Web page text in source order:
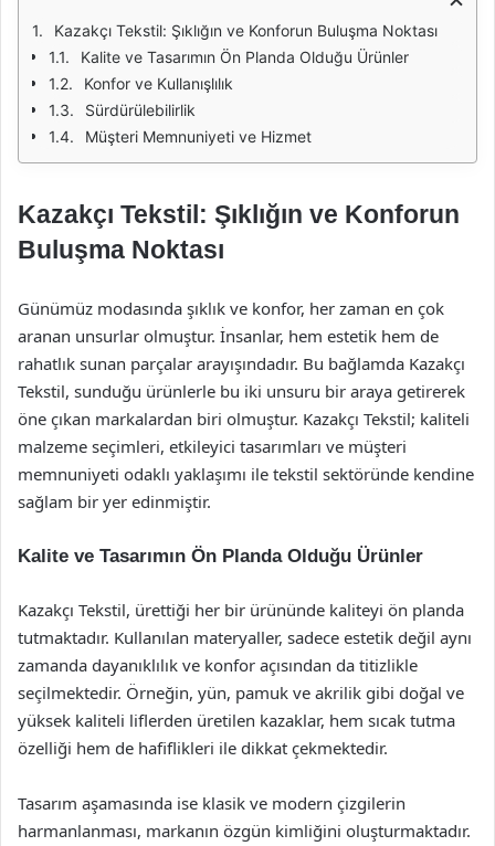
Kazakçı Tekstil: Şıklığın ve Konforun Buluşma Noktası
Kalite ve Tasarımın Ön Planda Olduğu Ürünler
Konfor ve Kullanışlılık
Sürdürülebilirlik
Müşteri Memnuniyeti ve Hizmet
Kazakçı Tekstil: Şıklığın ve Konforun
Buluşma Noktası
Günümüz modasında şıklık ve konfor, her zaman en çok
aranan unsurlar olmuştur. İnsanlar, hem estetik hem de
rahatlık sunan parçalar arayışındadır. Bu bağlamda Kazakçı
Tekstil, sunduğu ürünlerle bu iki unsuru bir araya getirerek
öne çıkan markalardan biri olmuştur. Kazakçı Tekstil; kaliteli
malzeme seçimleri, etkileyici tasarımları ve müşteri
memnuniyeti odaklı yaklaşımı ile tekstil sektöründe kendine
sağlam bir yer edinmiştir.
Kalite ve Tasarımın Ön Planda Olduğu Ürünler
Kazakçı Tekstil, ürettiği her bir ürününde kaliteyi ön planda
tutmaktadır. Kullanılan materyaller, sadece estetik değil aynı
zamanda dayanıklılık ve konfor açısından da titizlikle
seçilmektedir. Örneğin, yün, pamuk ve akrilik gibi doğal ve
yüksek kaliteli liflerden üretilen kazaklar, hem sıcak tutma
özelliği hem de hafiflikleri ile dikkat çekmektedir.
Tasarım aşamasında ise klasik ve modern çizgilerin
harmanlanması, markanın özgün kimliğini oluşturmaktadır.